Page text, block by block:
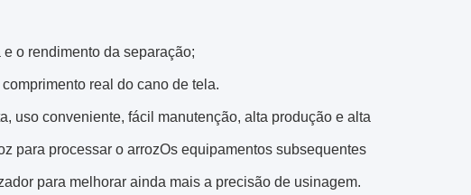
o rendimento da separação;
real do cano de tela.
uso conveniente, fácil manutenção, alta produção e alta
para processar o arrozOs equipamentos subsequentes
para melhorar ainda mais a precisão de usinagem.